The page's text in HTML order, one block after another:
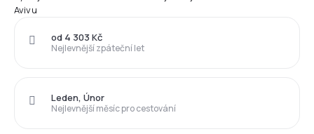
Avivu
Nejlevnější zpáteční let
od 4 303 Kč
Nejlevnější měsíc pro cestování
Leden, Únor